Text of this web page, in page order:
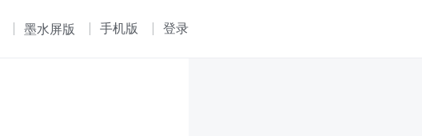
墨水屏版 手机版 登录